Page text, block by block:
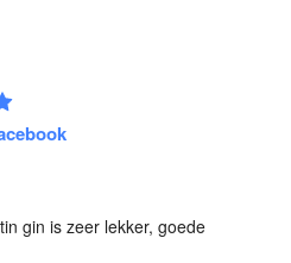
gin is zeer lekker, goede